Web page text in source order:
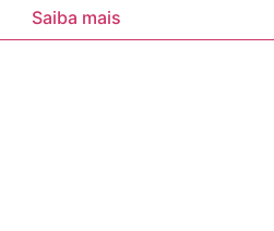
Saiba mais